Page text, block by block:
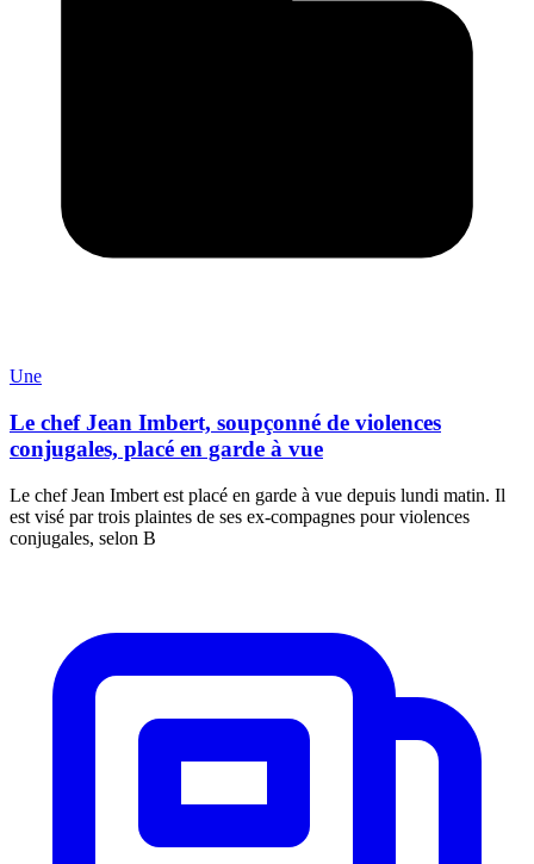
Une
Le chef Jean Imbert, soupçonné de violences
conjugales, placé en garde à vue
Le chef Jean Imbert est placé en garde à vue depuis lundi matin. Il
est visé par trois plaintes de ses ex-compagnes pour violences
conjugales, selon B